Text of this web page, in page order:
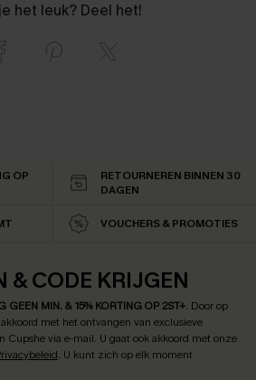
het leuk? Deel het!
OP
RETOURNEREN BINNEN 30
DAGEN
VOUCHERS & PROMOTIES
& CODE KRIJGEN
GEEN MIN. & 15% KORTING OP 2ST+. Door op
met het ontvangen van exclusieve
Cupshe via e-mail. U gaat ook akkoord met onze
. U kunt zich op elk moment